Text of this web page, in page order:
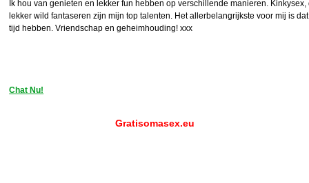
Ik hou van genieten en lekker fun hebben op verschillende manieren.
lekker wild fantaseren zijn mijn top talenten. Het allerbelangrijkste voor mij is
tijd hebben. Vriendschap en geheimhouding! xxx
Chat Nu!
Gratisomasex.eu